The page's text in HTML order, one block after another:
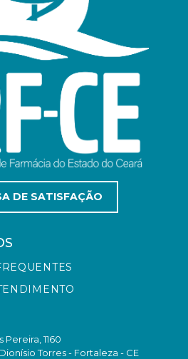
DE SATISFAÇÃO
1160
Torres - Fortaleza - CE